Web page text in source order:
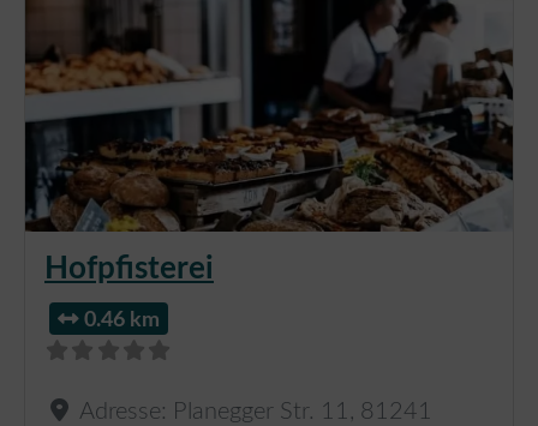
Hofpfisterei
0.46 km
Adresse: Planegger Str. 11 , 81241